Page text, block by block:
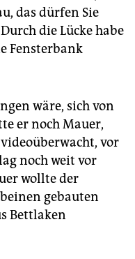
das dürfen Sie
die Lücke habe
Fensterbank
wäre, sich von
er noch Mauer,
vor
noch weit vor
wollte der
gebauten
Bettlaken